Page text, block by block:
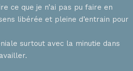
ce que je n’ai pas pu faire en
libérée et pleine d’entrain pour
surtout avec la minutie dans